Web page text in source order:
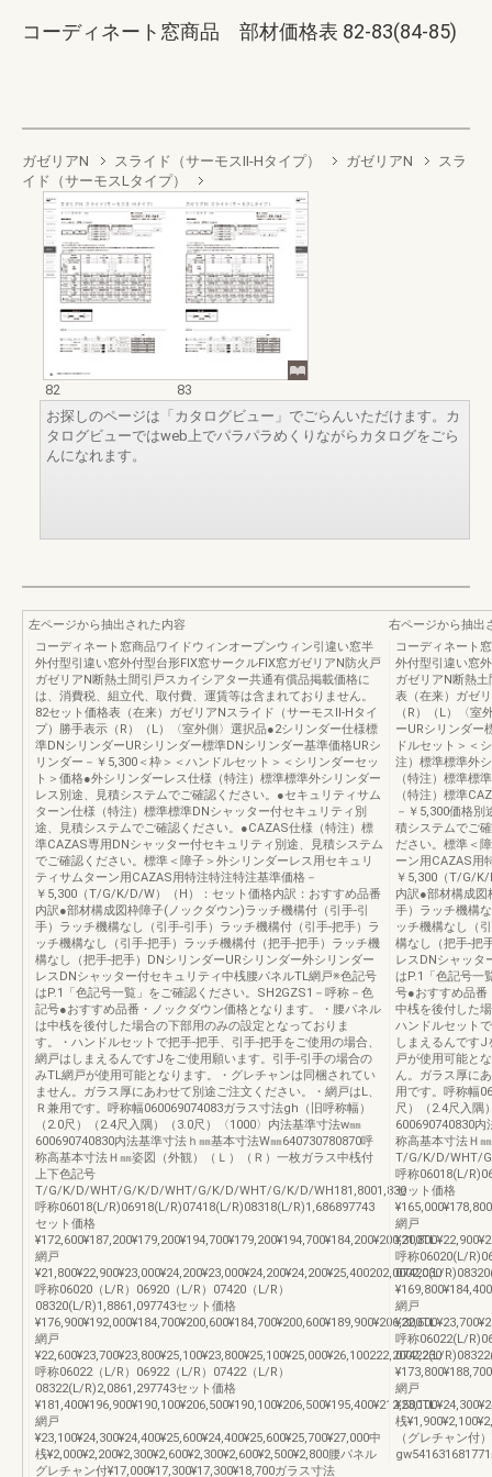
コーディネート窓商品 部材価格表 82-83(84-85)
ガゼリアN スライド（サーモスII-Hタイプ） ガゼリアN
スラ
イド（サーモスLタイプ）
82
83
お探しのページは「カタログビュー」でごらんいただけます。カ
タログビューではweb上でパラパラめくりながらカタログをごら
んになれます。
左ページから抽出された内容
コーディネート窓商品ワイドウィンオープンウィン引違い窓半
外付型引違い窓外付型台形FIX窓サークルFIX窓ガゼリアN防火戸
ガゼリアN断熱土間引戸スカイシアター共通有償品掲載価格に
は、消費税、組立代、取付費、運賃等は含まれておりません。
82セット価格表（在来）ガゼリアNスライド（サーモスⅡ-Hタイ
プ）勝手表示（R）（L）〈室外側〉選択品●2シリンダー仕様標
準DNシリンダーURシリンダー標準DNシリンダー基準価格URシ
リンダー－￥5,300＜枠＞＜ハンドルセット＞＜シリンダーセッ
ト＞価格●外シリンダーレス仕様（特注）標準標準外シリンダー
レス別途、見積システムでご確認ください。●セキュリティサム
ターン仕様（特注）標準標準DNシャッター付セキュリティ別
途、見積システムでご確認ください。●CAZAS仕様（特注）標
準CAZAS専用DNシャッター付セキュリティ別途、見積システム
でご確認ください。標準＜障子＞外シリンダーレス用セキュリ
ティサムターン用CAZAS用特注特注特注基準価格－
￥5,300（T/G/K/D/W）（H）：セット価格内訳：おすすめ品番
内訳●部材構成図枠障子(ノックダウン)ラッチ機構付（引手-引
手）ラッチ機構なし（引手-引手）ラッチ機構付（引手-把手）ラ
ッチ機構なし（引手-把手）ラッチ機構付（把手-把手）ラッチ機
構なし（把手-把手）DNシリンダーURシリンダー外シリンダー
レスDNシャッター付セキュリティ中桟腰パネルTL網戸※色記号
はP.1「色記号一覧」をご確認ください。SH2GZS1－呼称－色
記号●おすすめ品番・ノックダウン価格となります。・腰パネル
は中桟を後付した場合の下部用のみの設定となっておりま
す。・ハンドルセットで把手-把手、引手-把手をご使用の場合、
網戸はしまえるんですJをご使用願います。引手-引手の場合の
みTL網戸が使用可能となります。・グレチャンは同梱されてい
ません。ガラス厚にあわせて別途ご注文ください。・網戸はL、
Ｒ兼用です。呼称幅060069074083ガラス寸法gh（旧呼称幅）
（2.0尺）（2.4尺入隅）（3.0尺）〈1000〉内法基準寸法w㎜
600690740830内法基準寸法ｈ㎜基本寸法W㎜640730780870呼
称高基本寸法Ｈ㎜姿図（外観）（Ｌ）（Ｒ）一枚ガラス中桟付
上下色記号
T/G/K/D/WHT/G/K/D/WHT/G/K/D/WHT/G/K/D/WH181,8001,830
呼称06018(L/R)06918(L/R)07418(L/R)08318(L/R)1,686897743
セット価格
¥172,600¥187,200¥179,200¥194,700¥179,200¥194,700¥184,200¥200,300TL
網戸
¥21,800¥22,900¥23,000¥24,200¥23,000¥24,200¥24,200¥25,400202,0002,030
呼称06020（L/R）06920（L/R）07420（L/R）
08320(L/R)1,8861,097743セット価格
¥176,900¥192,000¥184,700¥200,600¥184,700¥200,600¥189,900¥206,300TL
網戸
¥22,600¥23,700¥23,800¥25,100¥23,800¥25,100¥25,000¥26,100222,2002,230
呼称06022（L/R）06922（L/R）07422（L/R）
08322(L/R)2,0861,297743セット価格
¥181,400¥196,900¥190,100¥206,500¥190,100¥206,500¥195,400¥212,500TL
網戸
¥23,100¥24,300¥24,400¥25,600¥24,400¥25,600¥25,700¥27,000中
桟¥2,000¥2,200¥2,300¥2,600¥2,300¥2,600¥2,500¥2,800腰パネル
グレチャン付¥17,000¥17,300¥17,300¥18,700ガラス寸法
右ページから抽出
コーディネート
外付型引違い窓
ガゼリアN断熱
表（在来）ガゼ
（R）（L）〈
ーURシリンダー
ドルセット＞＜
注）標準標準外
（特注）標準標
（特注）標準
－￥5,300価格
積システムでご
ださい。標準＜
ーン用CAZAS用
￥5,300（T/G/
内訳●部材構成図
手）ラッチ機構
ッチ機構なし（
構なし（把手-把
レスDNシャッタ
はP.1「色記号一
号●おすすめ品番
中桟を後付した
ハンドルセット
しまえるんですJ
戸が使用可能と
ん。ガラス厚に
用です。呼称幅
尺）（2.4尺入隅
600690740830内
称高基本寸法Ｈ
T/G/K/D/WHT/
呼称06018(L/
セット価格
網戸
呼称06020(L/
07420(L/
網戸
呼称06022(L/
07422(L/
網戸
桟
（グレチャン付